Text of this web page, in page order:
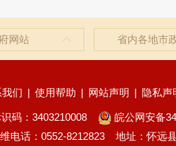
网站 省内各地市
们 | 使用帮助 | 网站声明 | 隐私声
码：3403210008
皖公网安备
电话：0552-8212823 地址：怀远